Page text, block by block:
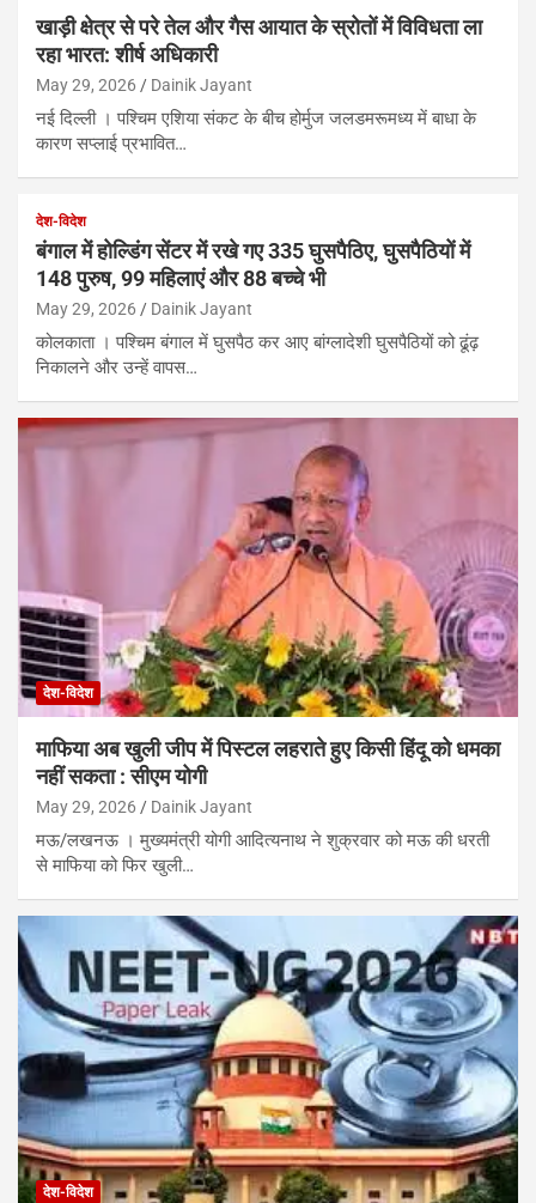
खाड़ी क्षेत्र से परे तेल और गैस आयात के स्रोतों में विविधता ला
रहा भारत: शीर्ष अधिकारी
May 29, 2026 Dainik Jayant
नई दिल्ली । पश्चिम एशिया संकट के बीच होर्मुज जलडमरूमध्य में बाधा के
कारण सप्लाई प्रभावित…
देश-विदेश
बंगाल में होल्डिंग सेंटर में रखे गए 335 घुसपैठिए, घुसपैठियों में
148 पुरुष, 99 महिलाएं और 88 बच्चे भी
May 29, 2026 Dainik Jayant
कोलकाता । पश्चिम बंगाल में घुसपैठ कर आए बांग्लादेशी घुसपैठियों को ढूंढ़
निकालने और उन्हें वापस…
देश-विदेश
माफिया अब खुली जीप में पिस्टल लहराते हुए किसी हिंदू को धमका
नहीं सकता : सीएम योगी
May 29, 2026 Dainik Jayant
मऊ/लखनऊ । मुख्यमंत्री योगी आदित्यनाथ ने शुक्रवार को मऊ की धरती
से माफिया को फिर खुली…
देश-विदेश